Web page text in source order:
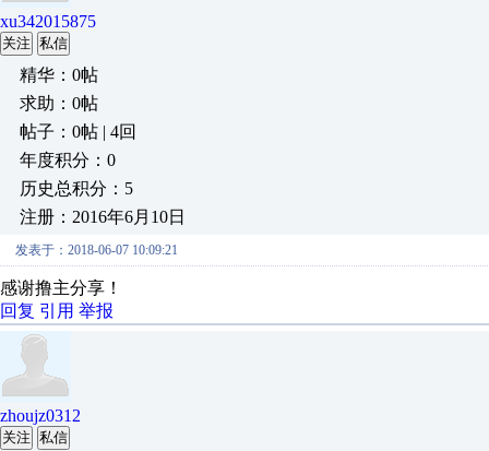
xu342015875
关注 私信
精华：0帖
求助：0帖
帖子：0帖 | 4回
年度积分：0
历史总积分：5
注册：2016年6月10日
发表于：2018-06-07 10:09:21
感谢撸主分享！
回复 引用 举报
zhoujz0312
关注 私信